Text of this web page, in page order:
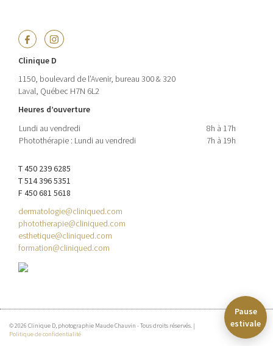
Clinique D
1150, boulevard de l’Avenir, bureau 300 & 320
Laval, Québec H7N 6L2
Heures d’ouverture
Lundi au vendredi
8h à 17h
Photothérapie : Lundi au vendredi
7h à 19h
T 450 239 6285
T 514 396 5351
F 450 681 5618
dermatologie@cliniqued.com
phototherapie@cliniqued.com
esthetique@cliniqued.com
formation@cliniqued.com
Pause
estivale
© 2026 Clinique D, photographie Maude Chauvin - Tous droits réservés. |
Politique de confidentialité